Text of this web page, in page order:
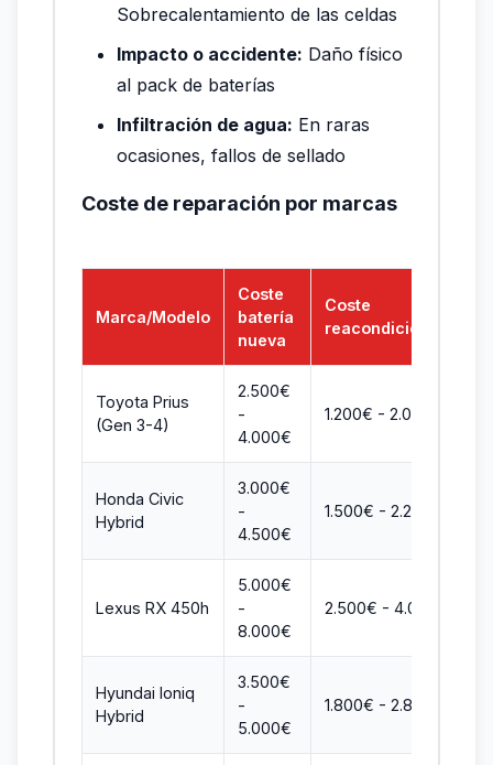
Sobrecalentamiento de las celdas
Impacto o accidente: Daño físico
al pack de baterías
Infiltración de agua: En raras
ocasiones, fallos de sellado
Coste de reparación por marcas
Marca/Modelo
Coste
batería
nueva
Coste
reacondicionada
Toyota Prius
(Gen 3-4)
2.500€
-
4.000€
1.200€ - 2.000€
Honda Civic
Hybrid
3.000€
-
4.500€
1.500€ - 2.200€
Lexus RX 450h
5.000€
-
8.000€
2.500€ - 4.000€
Hyundai Ioniq
Hybrid
3.500€
-
5.000€
1.800€ - 2.800€